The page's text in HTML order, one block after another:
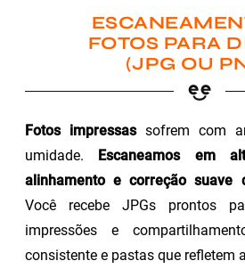
FOTOS PARA
(JPG OU
Fotos impressassofrem com
umidade. Escaneamos em
alinhamento e correção suave
Você recebe JPGs prontos
impressões e
consistente e pastas que refletem